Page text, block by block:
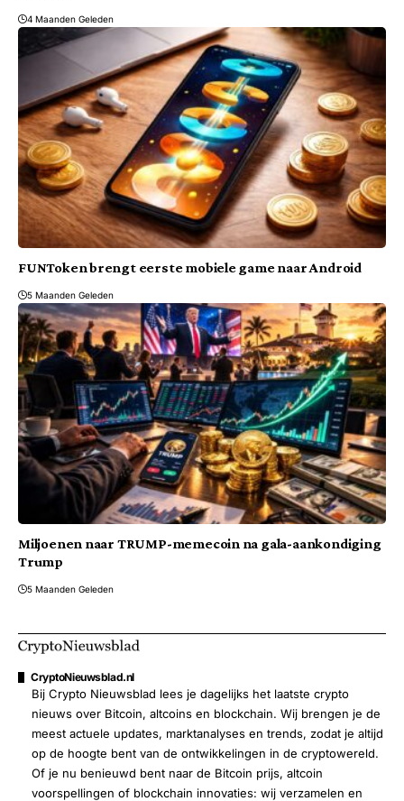
4 Maanden Geleden
FUNToken brengt eerste mobiele game naar Android
5 Maanden Geleden
Miljoenen naar TRUMP-memecoin na gala-aankondiging
Trump
5 Maanden Geleden
CryptoNieuwsblad.nl
Bij Crypto Nieuwsblad lees je dagelijks het laatste crypto
nieuws over Bitcoin, altcoins en blockchain. Wij brengen je de
meest actuele updates, marktanalyses en trends, zodat je altijd
op de hoogte bent van de ontwikkelingen in de cryptowereld.
Of je nu benieuwd bent naar de Bitcoin prijs, altcoin
voorspellingen of blockchain innovaties: wij verzamelen en